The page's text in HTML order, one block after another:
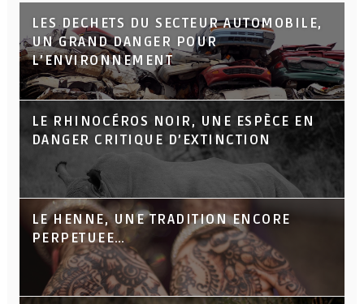
LES DECHETS DU SECTEUR AUTOMOBILE,
UN GRAND DANGER POUR
L’ENVIRONNEMENT
LE RHINOCÉROS NOIR, UNE ESPÈCE EN
DANGER CRITIQUE D’EXTINCTION
LE HENNE, UNE TRADITION ENCORE
PERPETUEE…